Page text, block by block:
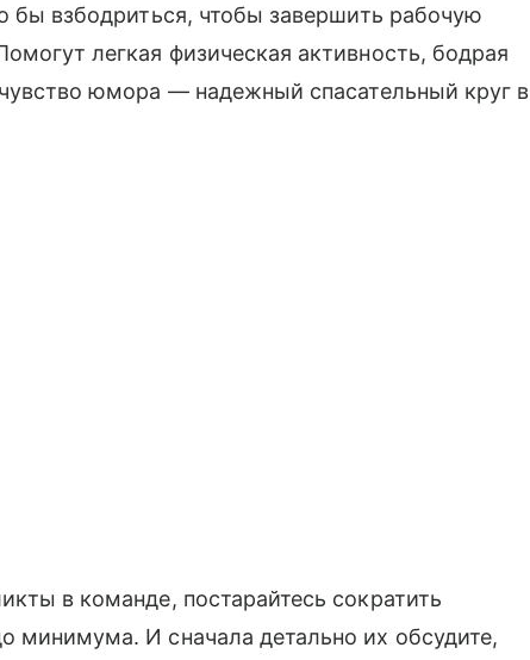
бы взбодриться, чтобы завершить рабочую
легкая физическая активность, бодрая
юмора — надежный спасательный круг в
в команде, постарайтесь сократить
минимума. И сначала детально их обсудите,